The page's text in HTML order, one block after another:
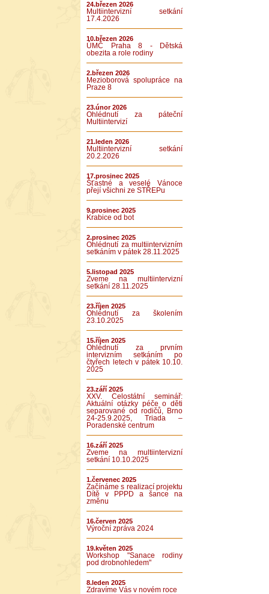
24.březen 2026
Multiintervizní setkání
17.4.2026
10.březen 2026
ÚMČ Praha 8 - Dětská
obezita a role rodiny
2.březen 2026
Mezioborová spolupráce na
Praze 8
23.únor 2026
Ohlédnutí za páteční
Multiintervizí
21.leden 2026
Multiintervizní setkání
20.2.2026
17.prosinec 2025
Šťastné a veselé Vánoce
přejí všichni ze STŘEPu
9.prosinec 2025
Krabice od bot
2.prosinec 2025
Ohlédnutí za multiintervizním
setkáním v pátek 28.11.2025
5.listopad 2025
Zveme na multiintervizní
setkání 28.11.2025
23.říjen 2025
Ohlédnutí za školením
23.10.2025
15.říjen 2025
Ohlédnutí za prvním
intervizním setkáním po
čtyřech letech v pátek 10.10.
2025
23.září 2025
XXV. Celostátní seminář:
Aktuální otázky péče o děti
separované od rodičů, Brno
24-25.9.2025, Triada –
Poradenské centrum
16.září 2025
Zveme na multiintervizní
setkání 10.10.2025
1.červenec 2025
Začínáme s realizací projektu
Dítě v PPPD a šance na
změnu
16.červen 2025
Výroční zpráva 2024
19.květen 2025
Workshop "Sanace rodiny
pod drobnohledem"
8.leden 2025
Zdravíme Vás v novém roce